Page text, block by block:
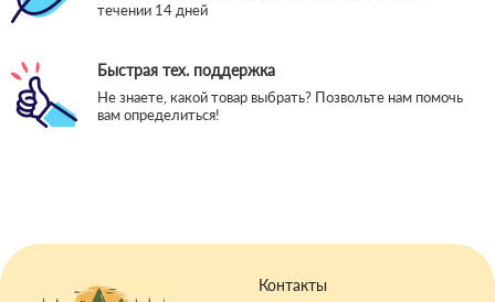
течении 14 дней
Быстрая тех. поддержка
Не знаете, какой товар выбрать? Позвольте нам помочь
вам определиться!
Контакты